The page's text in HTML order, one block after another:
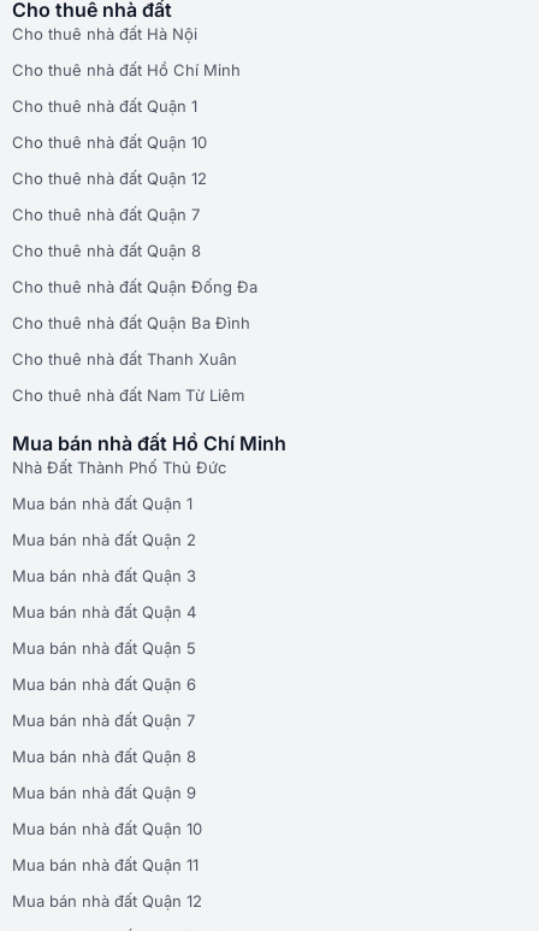
Cho thuê nhà đất
Cho thuê nhà đất Hà Nội
Cho thuê nhà đất Hồ Chí Minh
Cho thuê nhà đất Quận 1
Cho thuê nhà đất Quận 10
Cho thuê nhà đất Quận 12
Cho thuê nhà đất Quận 7
Cho thuê nhà đất Quận 8
Cho thuê nhà đất Quận Đống Đa
Cho thuê nhà đất Quận Ba Đình
Cho thuê nhà đất Thanh Xuân
Cho thuê nhà đất Nam Từ Liêm
Mua bán nhà đất Hồ Chí Minh
Nhà Đất Thành Phố Thủ Đức
Mua bán nhà đất Quận 1
Mua bán nhà đất Quận 2
Mua bán nhà đất Quận 3
Mua bán nhà đất Quận 4
Mua bán nhà đất Quận 5
Mua bán nhà đất Quận 6
Mua bán nhà đất Quận 7
Mua bán nhà đất Quận 8
Mua bán nhà đất Quận 9
Mua bán nhà đất Quận 10
Mua bán nhà đất Quận 11
Mua bán nhà đất Quận 12